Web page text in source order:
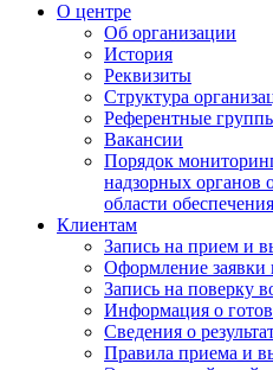
О центре
Об организации
История
Реквизиты
Структура
Референтные
Вакансии
Порядок
надзорных
области
Клиентам
Запись на прием и
Оформление
Запись на поверку
Информация о
Сведения о
Правила приема и